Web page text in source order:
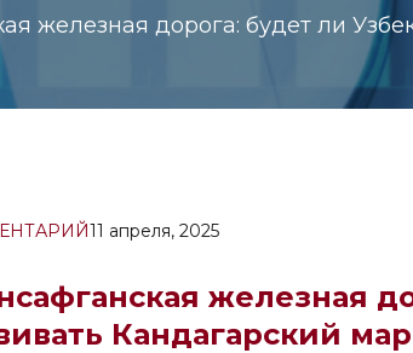
железная дорога: будет ли
11 апреля, 2025
железная
Кандагарский